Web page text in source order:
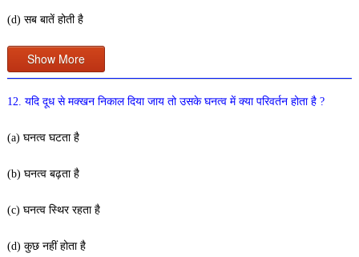
(d) सब बातें होती है
Show More
12. यदि दूध से मक्खन निकाल दिया जाय तो उसके घनत्व में क्या परिवर्तन होता है ?
(a) घनत्व घटता है
(b) घनत्व बढ़ता है
(c) घनत्व स्थिर रहता है
(d) कुछ नहीं होता है